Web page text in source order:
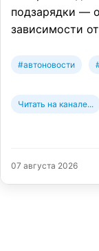
подзарядки —
зависимости
#автоновости
Читать на канале...
07 августа 2026